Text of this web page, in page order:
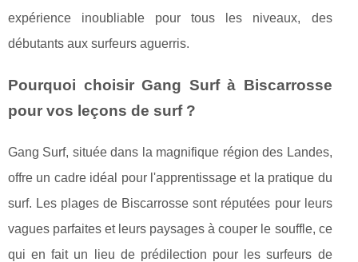
expérience inoubliable pour tous les niveaux, des
débutants aux surfeurs aguerris.
Pourquoi choisir Gang Surf à Biscarrosse
pour vos leçons de surf ?
Gang Surf, située dans la magnifique région des Landes,
offre un cadre idéal pour l'apprentissage et la pratique du
surf. Les plages de Biscarrosse sont réputées pour leurs
vagues parfaites et leurs paysages à couper le souffle, ce
qui en fait un lieu de prédilection pour les surfeurs de